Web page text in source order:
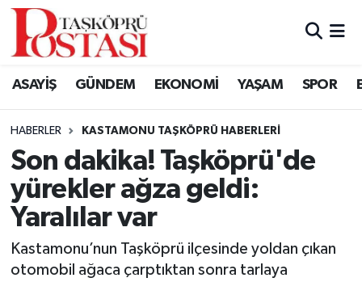
ASAYİŞ GÜNDEM EKONOMİ YAŞAM SPOR
HABERLER KASTAMONU TAŞKÖPRÜ HABERLERI
Son dakika! Taşköprü'de
yürekler ağza geldi:
Yaralılar var
Kastamonu’nun Taşköprü ilçesinde yoldan çıkan
otomobil ağaca çarptıktan sonra tarlaya
Kastamonu Vefat Edenler
Araç Haberleri
Azdavay Haberleri
Bozkurt Haberleri